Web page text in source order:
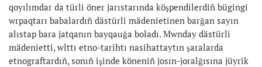
qoyılımdar da türli öner jarıstarında köşpendilerdiñ bügingi
wrpaqtarı babalardıñ dästürli mädenietinen barğan sayın
alıstap bara jatqanın bayqauğa boladı. Mwnday dästürli
mädenietti, wlttı etno-tarihtı nasihattaytın şaralarda
etnograftardıñ, sonıñ işinde köneniñ josın-joralğısına jüyrik